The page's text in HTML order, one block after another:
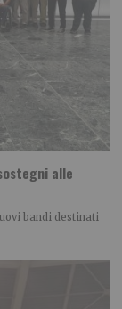
alle
bandi destinati